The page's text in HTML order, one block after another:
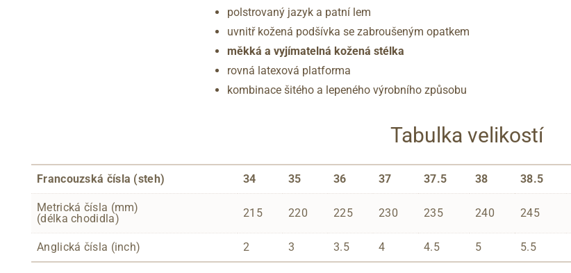
polstrovaný jazyk a patní lem
uvnitř kožená podšívka se zabroušeným opatkem
měkká a vyjímatelná kožená stélka
rovná latexová platforma
kombinace šitého a lepeného výrobního způsobu
Tabulka velikostí
Francouzská čísla (steh) 34 35 36 37 37.5 38 38.5
Metrická čísla (mm)
(délka chodidla)
215 220 225 230 235 240 245
Anglická čísla (inch) 2 3 3.5 4 4.5 5 5.5